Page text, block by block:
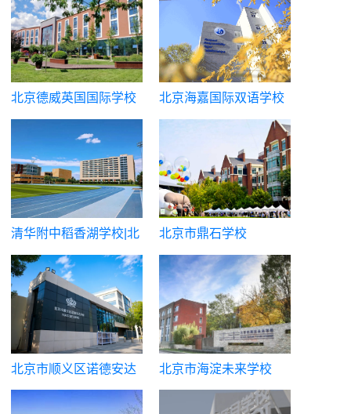
北京德威英国国际学校 北京海嘉国际双语学校
清华附中稻香湖学校|北
京市海淀区稻香湖学校
北京市鼎石学校
北京市顺义区诺德安达
学校
北京市海淀未来学校